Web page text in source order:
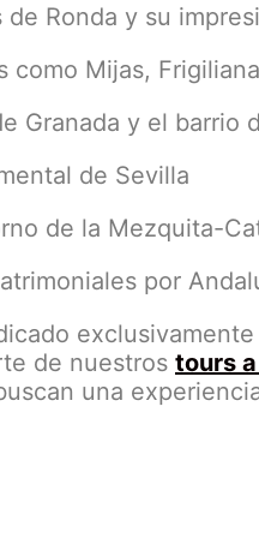
Ronda y su
como Mijas,
Granada y el barrio
de Sevilla
de la Mezquita-
por
de nuestros tours
una